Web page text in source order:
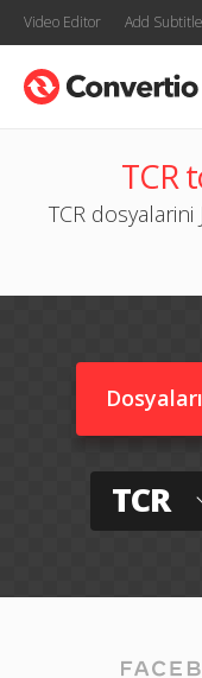
Video Editor Add
TCR
TCR
TCR